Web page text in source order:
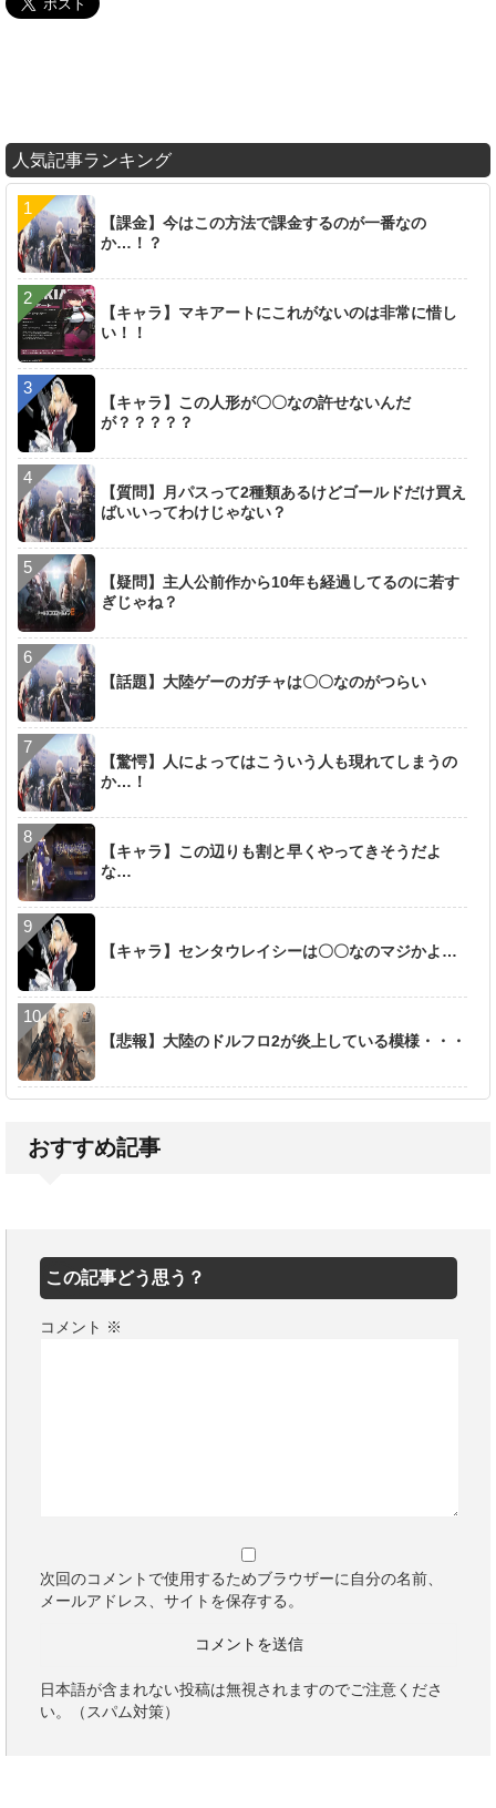
人気記事ランキング
【課金】今はこの方法で課金するのが一番なの
か…！？
【キャラ】マキアートにこれがないのは非常に惜し
い！！
【キャラ】この人形が〇〇なの許せないんだ
が？？？？？
【質問】月パスって2種類あるけどゴールドだけ買え
ばいいってわけじゃない？
【疑問】主人公前作から10年も経過してるのに若す
ぎじゃね？
【話題】大陸ゲーのガチャは〇〇なのがつらい
【驚愕】人によってはこういう人も現れてしまうの
か…！
【キャラ】この辺りも割と早くやってきそうだよ
な…
【キャラ】センタウレイシーは〇〇なのマジかよ…
【悲報】大陸のドルフロ2が炎上している模様・・・
おすすめ記事
この記事どう思う？
コメント ※
次回のコメントで使用するためブラウザーに自分の名前、
メールアドレス、サイトを保存する。
日本語が含まれない投稿は無視されますのでご注意くださ
い。（スパム対策）